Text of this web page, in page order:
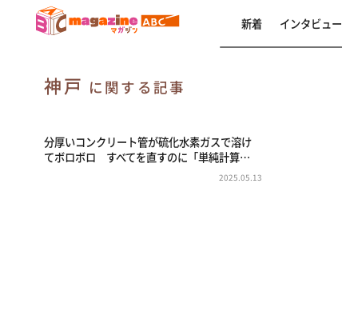
新着 インタビュー
神戸 に関する記事
分厚いコンクリート管が硫化水素ガスで溶け
てボロボロ すべてを直すのに「単純計算…
2025.05.13